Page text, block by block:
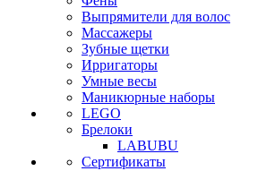
Выпрямители для волос
Массажеры
Зубные щетки
Ирригаторы
Умные весы
Маникюрные наборы
LEGO
Брелоки
LABUBU
Сертификаты